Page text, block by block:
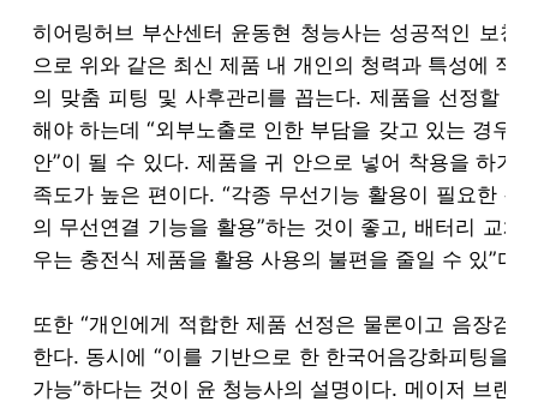
히어링허브 부산센터 윤동현 청능사는 성공적인 보청
으로 위와 같은 최신 제품 내 개인의 청력과 특성에 적
의 맞춤 피팅 및 사후관리를 꼽는다. 제품을 선정할
해야 하는데 “외부노출로 인한 부담을 갖고 있는 경우
안”이 될 수 있다. 제품을 귀 안으로 넣어 착용을 하기
족도가 높은 편이다. “각종 무선기능 활용이 필요한 경
의 무선연결 기능을 활용”하는 것이 좋고, 배터리 교체
우는 충전식 제품을 활용 사용의 불편을 줄일 수 있”다.
또한 “개인에게 적합한 제품 선정은 물론이고 음장검
한다. 동시에 “이를 기반으로 한 한국어음강화피팅을
가능”하다는 것이 윤 청능사의 설명이다. 메이저 브